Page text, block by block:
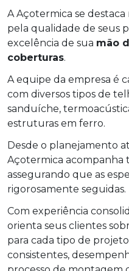
A Açotermica se
pela qualidade de seus
excelência de sua mão
coberturas.
A equipe da empresa é
com diversos tipos de
sanduíche,
estruturas em ferro.
Desde o planejamento
Açotermica acompanha
assegurando que as
rigorosamente seguidas.
Com experiência
orienta seus clientes
para cada tipo de
consistentes,